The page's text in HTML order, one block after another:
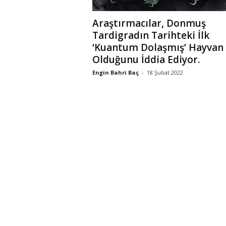
Araştırmacılar, Donmuş
Tardigradın Tarihteki İlk
‘Kuantum Dolaşmış’ Hayvan
Olduğunu İddia Ediyor.
Engin Bahri Baç - 18 Şubat 2022